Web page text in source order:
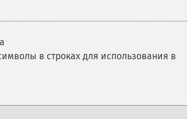
в строках для использования в